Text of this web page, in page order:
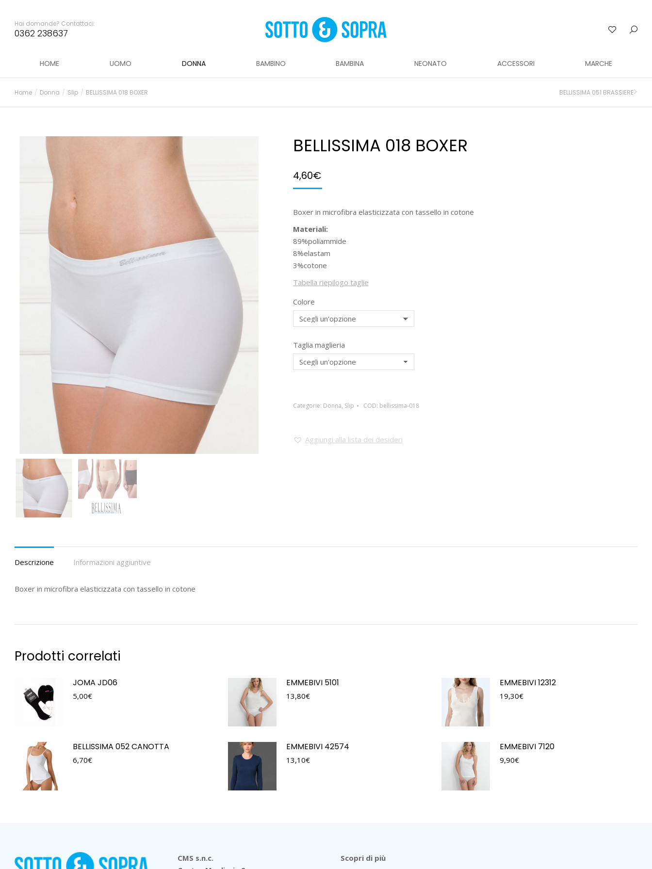
Hai domande? Contattaci:
0362 238637
HOME UOMO DONNA BAMBINO BAMBINA NEONATO ACCESSORI MARCHE
Tu sei qui:
Home Donna Slip BELLISSIMA 018 BOXER BELLISSIMA 051 BRASSIERE
BELLISSIMA 018 BOXER
4,60€
Boxer in microfibra elasticizzata con tassello in cotone
Materiali:
89%poliammide
8%elastam
3%cotone
Tabella riepilogo taglie
Colore
Taglia maglieria
Categorie: Donna, Slip COD: bellissima-018
Aggiungi alla lista dei desideri
Descrizione Informazioni aggiuntive
Boxer in microfibra elasticizzata con tassello in cotone
Prodotti correlati
JOMA JD06
5,00€
EMMEBIVI 5101
13,80€
EMMEBIVI 12312
19,30€
BELLISSIMA 052 CANOTTA
6,70€
EMMEBIVI 42574
13,10€
EMMEBIVI 7120
9,90€
CMS s.n.c.
Scopri di più